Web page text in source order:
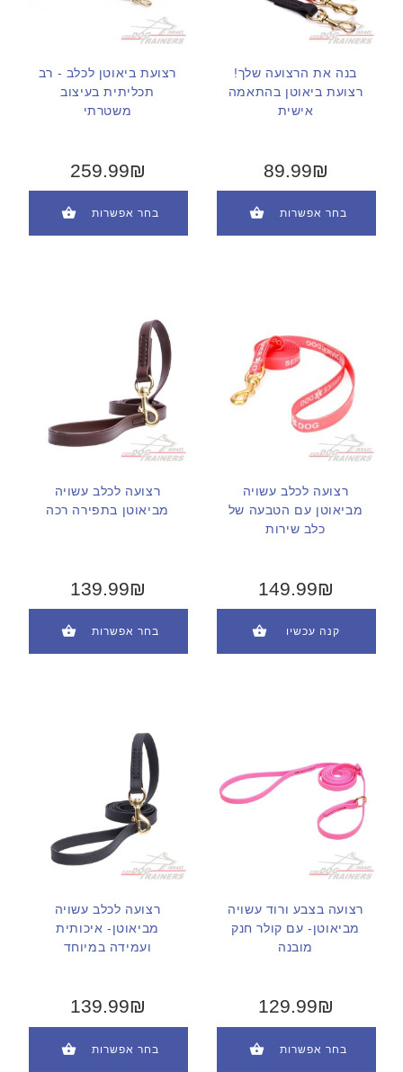
רצועת ביאוטן לכלב - רב
תכליתית בעיצוב
משטרתי
259.99₪
בחר אפשרות
בנה את הרצועה שלך!
רצועת ביאוטן בהתאמה
אישית
89.99₪
בחר אפשרות
רצועה לכלב עשויה
מביאוטן בתפירה רכה
139.99₪
בחר אפשרות
רצועה לכלב עשויה
מביאוטן עם הטבעה של
כלב שירות
149.99₪
רצועה לכלב עשויה
מביאוטן- איכותית
ועמידה במיוחד
139.99₪
בחר אפשרות
רצועה בצבע ורוד עשויה
מביאוטן- עם קולר חנק
מובנה
129.99₪
בחר אפשרות